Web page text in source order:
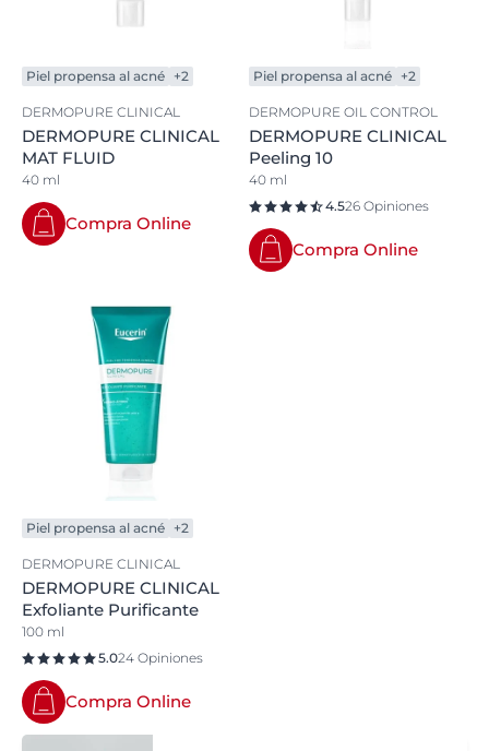
Piel propensa al acné +2
DERMOPURE CLINICAL
DERMOPURE CLINICAL
MAT FLUID
40 ml
Compra Online
Piel propensa al acné +2
DERMOPURE OIL CONTROL
DERMOPURE CLINICAL
Peeling 10
40 ml
4.526 Opiniones
Compra Online
Piel propensa al acné +2
DERMOPURE CLINICAL
DERMOPURE CLINICAL
Exfoliante Purificante
100 ml
5.024 Opiniones
Compra Online